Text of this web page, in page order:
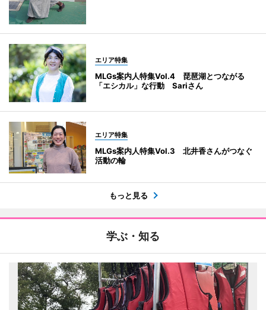
エリア特集
MLGs案内人特集Vol.4 琵琶湖とつながる
「エシカル」な行動 Sariさん
エリア特集
MLGs案内人特集Vol.3 北井香さんがつなぐ
活動の輪
もっと見る
学ぶ・知る